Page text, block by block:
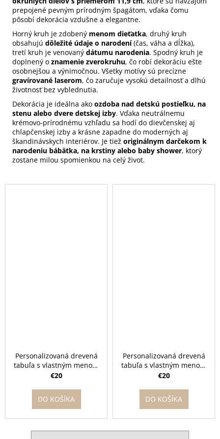
prepojené pevným prírodným špagátom, vďaka čomu
pôsobí dekorácia vzdušne a elegantne.
Horný kruh je zdobený menom dieťatka, druhý kruh
obsahujú dôležité údaje o narodení(čas, váha a dĺžka),
tretí kruh je venovaný dátumu narodenia. Spodný kruh je
doplnený o znamenie zverokruhu, čo robí dekoráciu ešte
osobnejšou a výnimočnou. Všetky motívy sú precízne
gravírované laserom, čo zaručuje vysokú detailnosť a dlhú
životnosť bez vyblednutia.
Dekorácia je ideálna ako ozdoba nad detskú postieľku, na
stenu alebo dvere detskej izby. Vďaka neutrálnemu
krémovo-prírodnému vzhľadu sa hodí do dievčenskej aj
chlapčenskej izby a krásne zapadne do moderných aj
škandinávskych interiérov. Je tiež originálnym darčekom k
narodeniu bábätka, na krstiny alebo baby shower, ktorý
zostane milou spomienkou na celý život.
Personalizovaná drevená
tabuľa s vlastným menom
a dinosaurom
€20
DO KOŠÍKA
Personalizovaná drevená
tabuľa s vlastným menom
a mackom
€20
DO KOŠÍKA